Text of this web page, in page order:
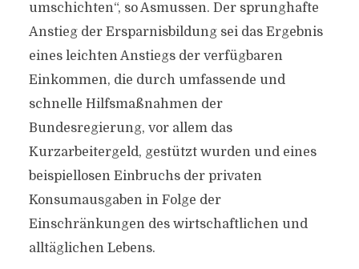
umschichten“, so Asmussen. Der sprunghafte
Anstieg der Ersparnisbildung sei das Ergebnis
eines leichten Anstiegs der verfügbaren
Einkommen, die durch umfassende und
schnelle Hilfsmaßnahmen der
Bundesregierung, vor allem das
Kurzarbeitergeld, gestützt wurden und eines
beispiellosen Einbruchs der privaten
Konsumausgaben in Folge der
Einschränkungen des wirtschaftlichen und
alltäglichen Lebens.